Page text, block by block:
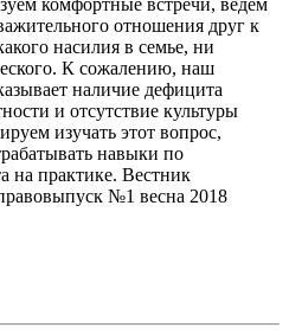
комфортные встречи, ведем
отношения друг к
насилия в семье, ни
К сожалению, наш
наличие дефицита
и отсутствие культуры
изучать этот вопрос,
навыки по
на практике. Вестник
№1 весна 2018